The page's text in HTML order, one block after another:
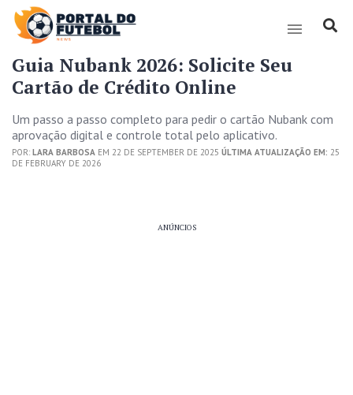
Guia Nubank 2026: Solicite Seu
Cartão de Crédito Online
Um passo a passo completo para pedir o cartão Nubank com
aprovação digital e controle total pelo aplicativo.
POR: LARA BARBOSA EM 22 DE SEPTEMBER DE 2025 ÚLTIMA ATUALIZAÇÃO EM: 25
DE FEBRUARY DE 2026
ANÚNCIOS